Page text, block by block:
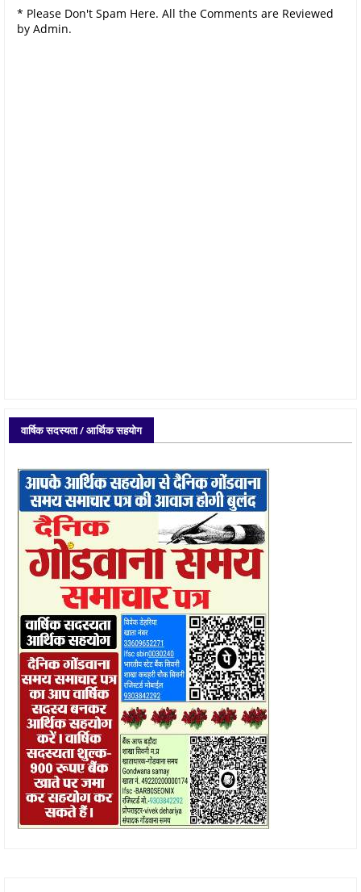
* Please Don't Spam Here. All the Comments are Reviewed
by Admin.
वार्षिक सदस्यता / आर्थिक सहयोग